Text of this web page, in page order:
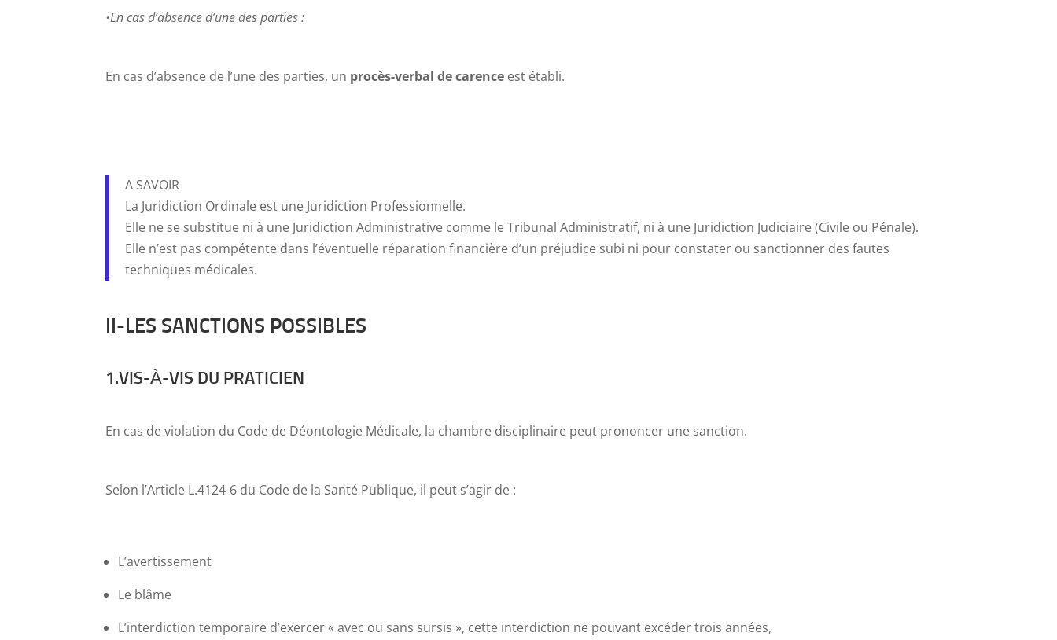
•En cas d’absence d’une des parties :
En cas d’absence de l’une des parties, un procès-verbal de carence est établi.
A SAVOIR
La Juridiction Ordinale est une Juridiction Professionnelle.
Elle ne se substitue ni à une Juridiction Administrative comme le Tribunal Administratif, ni à une Juridiction Judiciaire (Civile ou Pénale).
Elle n’est pas compétente dans l’éventuelle réparation financière d’un préjudice subi ni pour constater ou sanctionner des fautes
techniques médicales.
II-LES SANCTIONS POSSIBLES
1.VIS-À-VIS DU PRATICIEN
En cas de violation du Code de Déontologie Médicale, la chambre disciplinaire peut prononcer une sanction.
Selon l’Article L.4124-6 du Code de la Santé Publique, il peut s’agir de :
L’avertissement
Le blâme
L’interdiction temporaire d’exercer « avec ou sans sursis », cette interdiction ne pouvant excéder trois années,